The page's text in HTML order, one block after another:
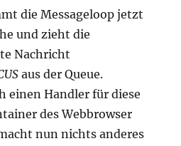
die Messageloop jetzt
und zieht die
Nachricht
aus der Queue.
einen Handler für diese
des Webbrowser
nun nichts anderes